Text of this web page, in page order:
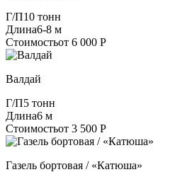
Г/П10 тонн
Длина6-8 м
Стоимостьот 6 000 Р
Валдай
Г/П5 тонн
Длина6 м
Стоимостьот 3 500 Р
Газель бортовая / «Катюша»